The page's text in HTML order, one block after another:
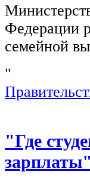
Федерации
семейной
"
"Где
зарплаты"